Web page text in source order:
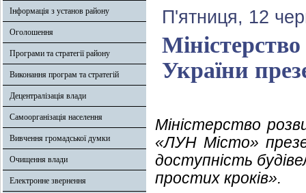
Інформація з установ району
Оголошення
Програми та стратегії району
Виконання програм та стратегій
Децентралізація влади
Самоорганізація населення
Вивчення громадської думки
Очищення влади
Електронне звернення
П'ятниця, 12
України
Міністерство
«ЛУН Місто»
доступність
простих кроків».